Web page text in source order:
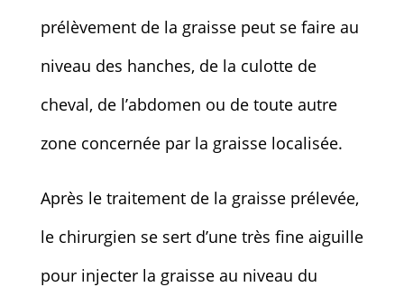
prélèvement de la graisse peut se faire au
niveau des hanches, de la culotte de
cheval, de l’abdomen ou de toute autre
zone concernée par la graisse localisée.
Après le traitement de la graisse prélevée,
le chirurgien se sert d’une très fine aiguille
pour injecter la graisse au niveau du